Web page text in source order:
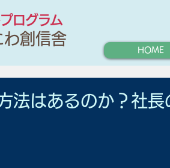
ログラム
わ創信舎
HOME
法はあるのか？社